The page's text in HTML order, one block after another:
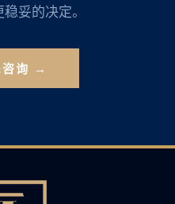
妥的决定。
咨询 →